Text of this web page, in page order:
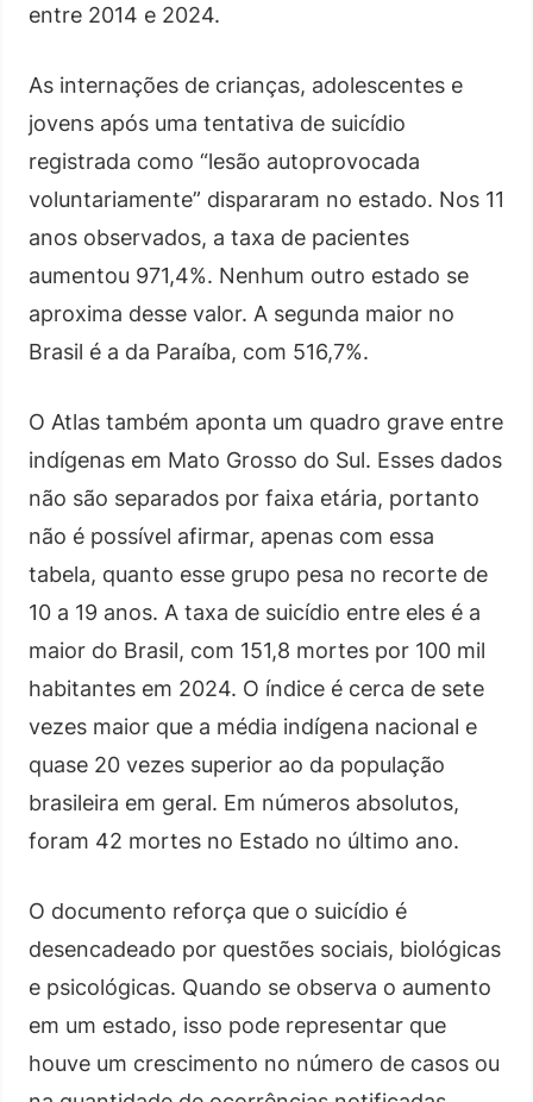
entre 2014 e 2024.
As internações de crianças, adolescentes e
jovens após uma tentativa de suicídio
registrada como “lesão autoprovocada
voluntariamente” dispararam no estado. Nos 11
anos observados, a taxa de pacientes
aumentou 971,4%. Nenhum outro estado se
aproxima desse valor. A segunda maior no
Brasil é a da Paraíba, com 516,7%.
O Atlas também aponta um quadro grave entre
indígenas em Mato Grosso do Sul. Esses dados
não são separados por faixa etária, portanto
não é possível afirmar, apenas com essa
tabela, quanto esse grupo pesa no recorte de
10 a 19 anos. A taxa de suicídio entre eles é a
maior do Brasil, com 151,8 mortes por 100 mil
habitantes em 2024. O índice é cerca de sete
vezes maior que a média indígena nacional e
quase 20 vezes superior ao da população
brasileira em geral. Em números absolutos,
foram 42 mortes no Estado no último ano.
O documento reforça que o suicídio é
desencadeado por questões sociais, biológicas
e psicológicas. Quando se observa o aumento
em um estado, isso pode representar que
houve um crescimento no número de casos ou